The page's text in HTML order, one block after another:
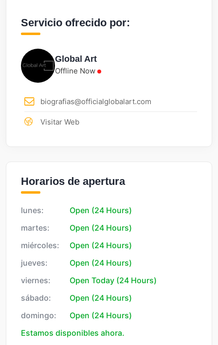
Servicio ofrecido por:
Global Art
Offline Now
biografias@officialglobalart.com
Visitar Web
Horarios de apertura
lunes:
Open (24 Hours)
martes:
Open (24 Hours)
miércoles:
Open (24 Hours)
jueves:
Open (24 Hours)
viernes:
Open Today (24 Hours)
sábado:
Open (24 Hours)
domingo:
Open (24 Hours)
Estamos disponibles ahora.